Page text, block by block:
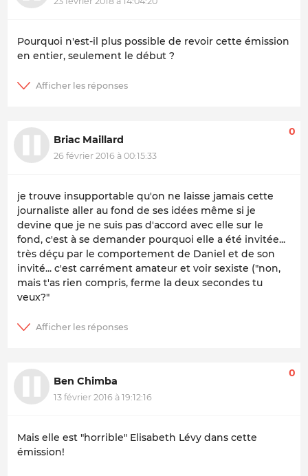
Pourquoi n'est-il plus possible de revoir cette émission
en entier, seulement le début ?
Briac Maillard
26 février 2016 à 00:15:33
0
je trouve insupportable qu'on ne laisse jamais cette
journaliste aller au fond de ses idées même si je
devine que je ne suis pas d'accord avec elle sur le
fond, c'est à se demander pourquoi elle a été invitée...
très déçu par le comportement de Daniel et de son
invité... c'est carrément amateur et voir sexiste ("non,
mais t'as rien compris, ferme la deux secondes tu
veux?"
Ben Chimba
13 février 2016 à 19:12:16
0
Mais elle est "horrible" Elisabeth Lévy dans cette
émission!